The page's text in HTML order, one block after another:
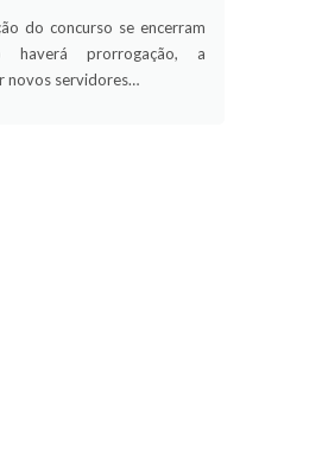
do concurso se encerram
prorrogação, a
novos servidores…